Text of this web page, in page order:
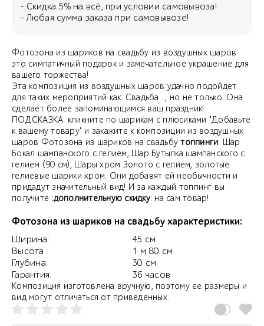
- Скидка 5% на всё, при условии самовывоза!
- Любая сумма заказа при самовывозе!
Фотозона из шариков на свадьбу из воздушных шаров
это симпатичный подарок и замечательное украшение для
вашего торжества!
Эта композиция из воздушных шаров удачно подойдет
для таких мероприятий как: Свадьба .., но не только. Она
сделает более запоминающимся ваш праздник!
ПОДСКАЗКА: кликните по шарикам с плюсиками "Добавьте
к вашему товару" и закажите к композиции из воздушных
шаров Фотозона из шариков на свадьбутоппинги: Шар
Бокал шампанского с гелием, Шар Бутылка шампанского с
гелием (90 см), Шары хром Золото с гелием, золотые
гелиевые шарики хром. Они добавят ей необычности и
придадут значительный вид! И за каждый топпинг вы
получите :дополнительную скидку: на сам товар!
Фотозона из шариков на свадьбу характеристики:
Ширина:
Высота:
Глубина:
Гарантия:
45 см
1 м 80 см
30 см
36 часов
Композиция изготовлена вручную, поэтому ее размеры и
вид могут отличаться от приведенных.